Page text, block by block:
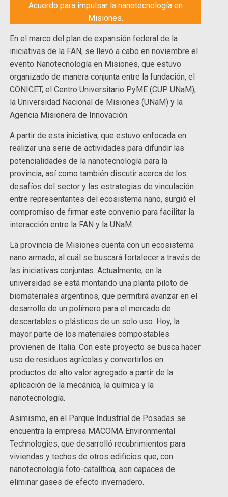
Acuerdo para impulsar la nanotecnología en
Misiones.
En el marco del plan de expansión federal de la
iniciativas de la FAN, se llevó a cabo en noviembre el
evento Nanotecnología en Misiones, que estuvo
organizado de manera conjunta entre la fundación, el
CONICET, el Centro Universitario PyME (CUP UNaM),
la Universidad Nacional de Misiones (UNaM) y la
Agencia Misionera de Innovación.
A partir de esta iniciativa, que estuvo enfocada en
realizar una serie de actividades para difundir las
potencialidades de la nanotecnología para la
provincia, así como también discutir acerca de los
desafíos del sector y las estrategias de vinculación
entre representantes del ecosistema nano, surgió el
compromiso de firmar este convenio para facilitar la
interacción entre la FAN y la UNaM.
La provincia de Misiones cuenta con un ecosistema
nano armado, al cuál se buscará fortalecer a través de
las iniciativas conjuntas. Actualmente, en la
universidad se está montando una planta piloto de
biomateriales argentinos, que permitirá avanzar en el
desarrollo de un polímero para el mercado de
descartables o plásticos de un solo uso. Hoy, la
mayor parte de los materiales compostables
provienen de Italia. Con este proyecto se busca hacer
uso de residuos agrícolas y convertirlos en
productos de alto valor agregado a partir de la
aplicación de la mecánica, la química y la
nanotecnología.
Asimismo, en el Parque Industrial de Posadas se
encuentra la empresa MACOMA Environmental
Technologies, que desarrolló recubrimientos para
viviendas y techos de otros edificios que, con
nanotecnología foto-catalítica, son capaces de
eliminar gases de efecto invernadero.